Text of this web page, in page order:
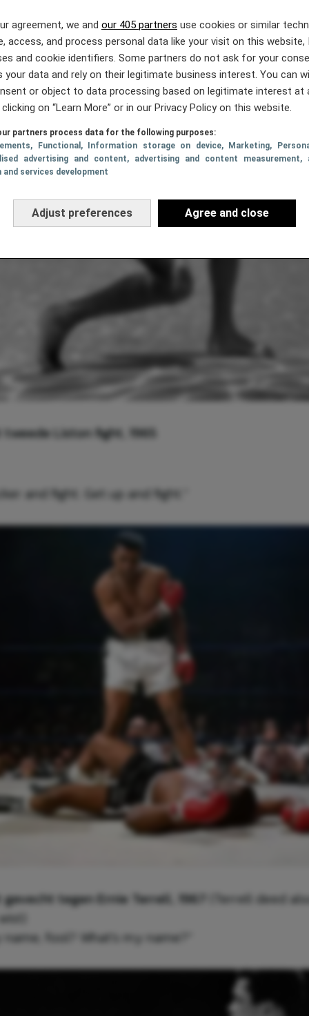
agreement, we and our 405 partners use cookies or similar
access, and process personal data like your visit on this website,
and cookie identifiers. Some partners do not ask for your
your data and rely on their legitimate business interest. You can
or object to data processing based on legitimate interest at
on “Learn More” or in our Privacy Policy on this website.
partners process data for the following purposes:
, Functional , Information storage on device, Marketing,
advertising and content, advertising and content measurement,
and services development
Adjust preferences Agree and close
Liston fight, 1965
and fight. Get up and fight.”
tegen Ernie Terrell, 1967
(Terrell deed
name, fool? What’s my name?”